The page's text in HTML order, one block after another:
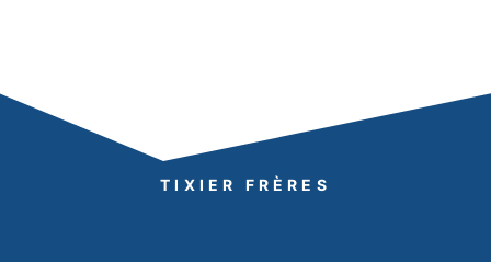
TIXIER FRÈRES